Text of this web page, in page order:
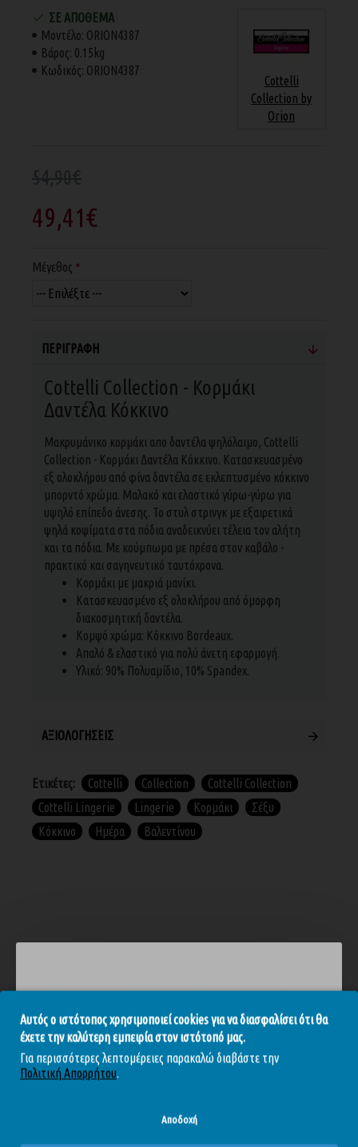
Αυτός ο ιστότοπος χρησιμοποιεί cookies για να διασφαλίσει ότι θα
έχετε την καλύτερη εμπειρία στον ιστότοπό μας.
Για περισσότερες λεπτομέρειες παρακαλώ διαβάστε την
Πολιτική Απορρήτου.
Αποδοχή
49,41€
ΣΕ ΑΠΌΘΕΜΑ
Μοντέλο: ORION4387
Βάρος: 0.15kg
Κωδικός: ORION4387
Cottelli
Collection by
Orion
Μέγεθος
ΠΕΡΙΓΡΑΦΉ
Cottelli Collection - Κορμάκι
Δαντέλα Κόκκινο
Μακρυμάνικο κορμάκι απο δαντέλα ψηλόλαιμο, Cottelli
Collection - Κορμάκι Δαντέλα Κόκκινο. Κατασκευασμένο
εξ ολοκλήρου από φίνα δαντέλα σε εκλεπτυσμένο κόκκινο
μπορντό χρώμα. Μαλακό και ελαστικό γύρω-γύρω για
υψηλό επίπεδο άνεσης. Το στυλ στρινγκ με εξαιρετικά
ψηλά κοψίματα στα πόδια αναδεικνύει τέλεια τον αλήτη
και τα πόδια. Με κούμπωμα με πρέσα στον καβάλο -
πρακτικό και σαγηνευτικό ταυτόχρονα.
Κορμάκι με μακριά μανίκι.
Κατασκευασμένο εξ ολοκλήρου από όμορφη
διακοσμητική δαντέλα.
Κομψό χρώμα: Κόκκινο Bordeaux.
Απαλό & ελαστικό για πολύ άνετη εφαρμογή.
Υλικό: 90% Πολυαμίδιο, 10% Spandex.
ΑΞΙΟΛΟΓΉΣΕΙΣ
Ετικέτες: Cottelli Collection
Cottelli Collection
Cottelli Lingerie
Lingerie Κορμάκι
Σέξυ
Κόκκινο
Ημέρα Βαλεντίνου
ΕΞΑΝΤΛΉΘΗΚΕ